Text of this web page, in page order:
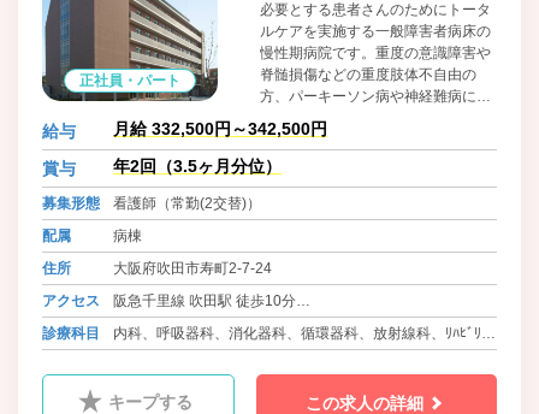
正社員・パート
必要とする患者さんのためにトータ
ルケアを実施する一般障害者病床の
慢性期病院です。重度の意識障害や
脊髄損傷などの重度肢体不自由の
方、パーキーソン病や神経難病に罹
患された方、人工呼吸器管理を必要
とされる方などさまざまな病態の患
者さんが療養されています。病院理
給与 月給 332,500円～342,500円
賞与 年2回（3.5ヶ月分位）
募集形態
看護師（常勤(2交替)）
配属
病棟
住所
大阪府吹田市寿町2-7-24
アクセス
阪急千里線 吹田駅 徒歩10分
JR東海道本線 吹田駅 徒歩15分
診療科目
内科、呼吸器科、消化器科、循環器科、放射線科、ﾘﾊﾋﾞﾘﾃｰ
キープする この求人の詳細